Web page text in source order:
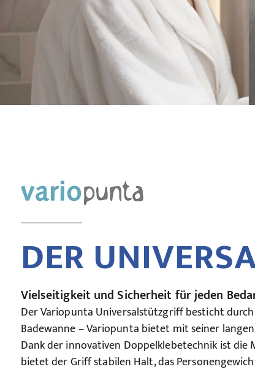
DER
Vielseitigkeit und Sicherheit für jeden
Der Variopunta Universalstützgriff besticht
Badewanne – Variopunta bietet mit seiner
Dank der innovativen Doppelklebetechnik ist die
bietet der Griff stabilen Halt, das